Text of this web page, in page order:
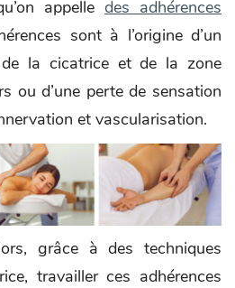
appelle des adhérences
sont à l’origine d’un
la cicatrice et de la zone
ou d’une perte de sensation
et vascularisation.
grâce à des techniques
travailler ces adhérences